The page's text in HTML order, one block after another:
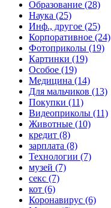
Образование (28)
Наука (25)
Инф., другое (25)
Корпоративное (24)
Фотоприколы (19)
Картинки (19)
Особое (19)
Медицина (14)
Для мальчиков (13)
Покупки (11)
Видеоприколы (11)
Животные (10)
кредит (8)
зарплата (8)
Технологии (7)
музей (7)
секс (7)
кот (6)
Коронавирус (6)